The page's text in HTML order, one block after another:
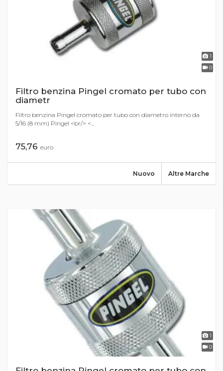
1
0
Filtro benzina Pingel cromato per tubo con
diametr
Filtro benzina Pingel cromato per tubo con diametro interno da
5/16 (8 mm) Pingel <br/> <...
75,76 euro
Altre Marche
Nuovo
1
0